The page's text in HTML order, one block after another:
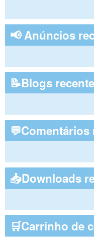
📢 Anúncios
📝Blogs
💬Comentários
📥Downloads
🛒Carrinho de